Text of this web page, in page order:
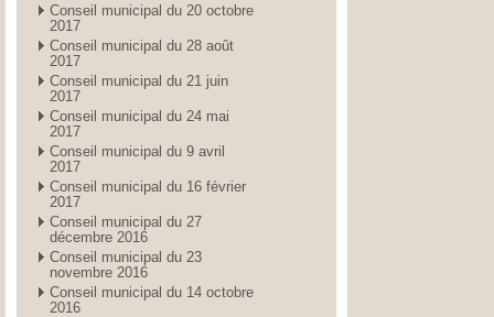
Conseil municipal du 20 octobre
2017
Conseil municipal du 28 août
2017
Conseil municipal du 21 juin
2017
Conseil municipal du 24 mai
2017
Conseil municipal du 9 avril
2017
Conseil municipal du 16 février
2017
Conseil municipal du 27
décembre 2016
Conseil municipal du 23
novembre 2016
Conseil municipal du 14 octobre
2016